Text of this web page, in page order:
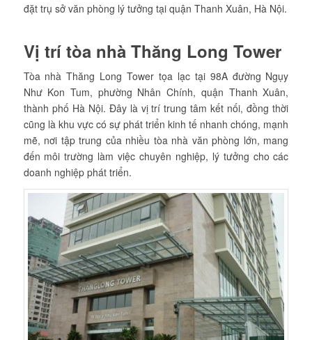
đặt trụ sở văn phòng lý tưởng tại quận Thanh Xuân, Hà Nội.
Vị trí tòa nhà Thăng Long Tower
Tòa nhà Thăng Long Tower tọa lạc tại 98A đường Ngụy
Như Kon Tum, phường Nhân Chính, quận Thanh Xuân,
thành phố Hà Nội. Đây là vị trí trung tâm kết nối, đồng thời
cũng là khu vực có sự phát triển kinh tế nhanh chóng, mạnh
mẽ, nơi tập trung của nhiều tòa nhà văn phòng lớn, mang
đến môi trường làm việc chuyên nghiệp, lý tưởng cho các
doanh nghiệp phát triển.